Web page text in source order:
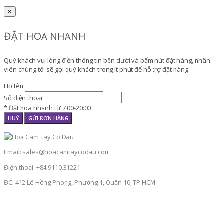
×
ĐẶT HOA NHANH
Quý khách vui lòng điền thông tin bên dưới và bấm nút đặt hàng, nhân
viên chúng tôi sẽ gọi quý khách trong ít phút để hỗ trợ đặt hàng:
Họ tên
Số điện thoại
* Đặt hoa nhanh từ 7:00-20:00
HUỶ GỬI ĐƠN HÀNG
Email: sales@hoacamtaycodau.com
Điện thoại: +84.9110.31221
ĐC: 412 Lê Hồng Phong, Phường 1, Quận 10, TP.HCM